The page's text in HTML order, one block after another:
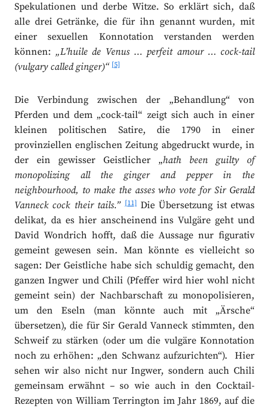
Spekulationen und derbe Witze. So erklärt sich, daß
alle drei Getränke, die für ihn genannt wurden, mit
einer sexuellen Konnotation verstanden werden
können: „L’huile de Venus … perfeit amour … cock-tail
(vulgary called ginger)“ [5]
Die Verbindung zwischen der „Behandlung“ von
Pferden und dem „cock-tail“ zeigt sich auch in einer
kleinen politischen Satire, die 1790 in einer
provinziellen englischen Zeitung abgedruckt wurde, in
der ein gewisser Geistlicher „hath been guilty of
monopolizing all the ginger and pepper in the
neighbourhood, to make the asses who vote for Sir Gerald
Vanneck cock their tails.” [11]Die Übersetzung ist etwas
delikat, da es hier anscheinend ins Vulgäre geht und
David Wondrich hofft, daß die Aussage nur figurativ
gemeint gewesen sein. Man könnte es vielleicht so
sagen: Der Geistliche habe sich schuldig gemacht, den
ganzen Ingwer und Chili (Pfeffer wird hier wohl nicht
gemeint sein) der Nachbarschaft zu monopolisieren,
um den Eseln (man könnte auch mit „Ärsche“
übersetzen), die für Sir Gerald Vanneck stimmten, den
Schweif zu stärken (oder um die vulgäre Konnotation
noch zu erhöhen: „den Schwanz aufzurichten“). Hier
sehen wir also nicht nur Ingwer, sondern auch Chili
gemeinsam erwähnt – so wie auch in den Cocktail-
Rezepten von William Terrington im Jahr 1869, auf die